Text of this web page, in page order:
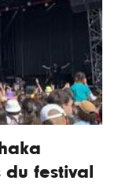
du festival